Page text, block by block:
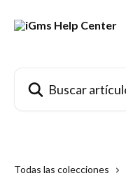
Todas las colecciones